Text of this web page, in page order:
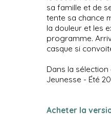
sa famille et de
tente sa chance
la douleur et les
programme.
casque si
Dans la
Jeunesse - Été
Acheter la